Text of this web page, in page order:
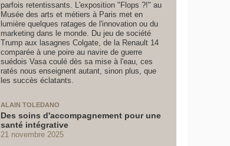
parfois retentissants. L'exposition "Flops ?!" au
Musée des arts et métiers à Paris met en
lumière quelques ratages de l'innovation ou du
marketing dans le monde. Du jeu de société
Trump aux lasagnes Colgate, de la Renault 14
comparée à une poire au navire de guerre
suédois Vasa coulé dès sa mise à l'eau, ces
ratés nous enseignent autant, sinon plus, que
les succès éclatants.
ALAIN TOLEDANO
Des soins d'accompagnement pour une
santé intégrative
21 novembre 2025